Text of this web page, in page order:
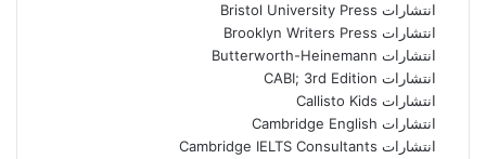
انتشارات Bristol University Press
انتشارات Brooklyn Writers Press
انتشارات Butterworth-Heinemann
انتشارات CABI; 3rd Edition
انتشارات Callisto Kids
انتشارات Cambridge English
انتشارات Cambridge IELTS Consultants